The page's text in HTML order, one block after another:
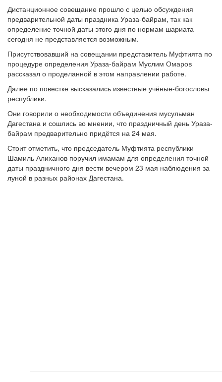
Дистанционное совещание прошло с целью обсуждения
предварительной даты праздника Ураза-байрам, так как
определение точной даты этого дня по нормам шариата
сегодня не представляется возможным.​
Присутствовавший на совещании представитель Муфтията по
процедуре определения Ураза-байрам Муслим Омаров
рассказал о проделанной в этом направлении работе.
Далее по повестке высказались известные учёные-богословы
республики.
Они говорили о необходимости объединения мусульман
Дагестана и сошлись во мнении, что праздничный день Ураза-
байрам предварительно придётся на 24 мая.
Стоит отметить, что председатель Муфтията республики
Шамиль Алиханов поручил имамам для определения точной
даты праздничного дня вести вечером 23 мая наблюдения за
луной в разных районах Дагестана.